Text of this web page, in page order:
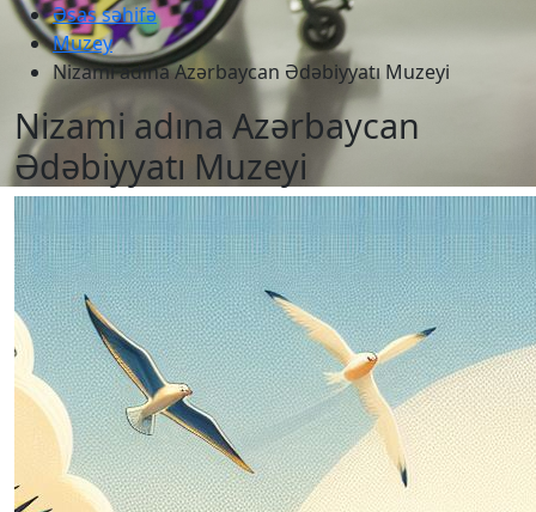
Əsas səhifə
Muzey
Nizami adına Azərbaycan Ədəbiyyatı Muzeyi
Nizami adına Azərbaycan
Ədəbiyyatı Muzeyi